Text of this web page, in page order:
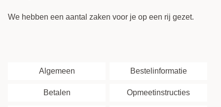
We hebben een aantal zaken voor je op een rij gezet.
Algemeen Bestelinformatie
Betalen Opmeetinstructies